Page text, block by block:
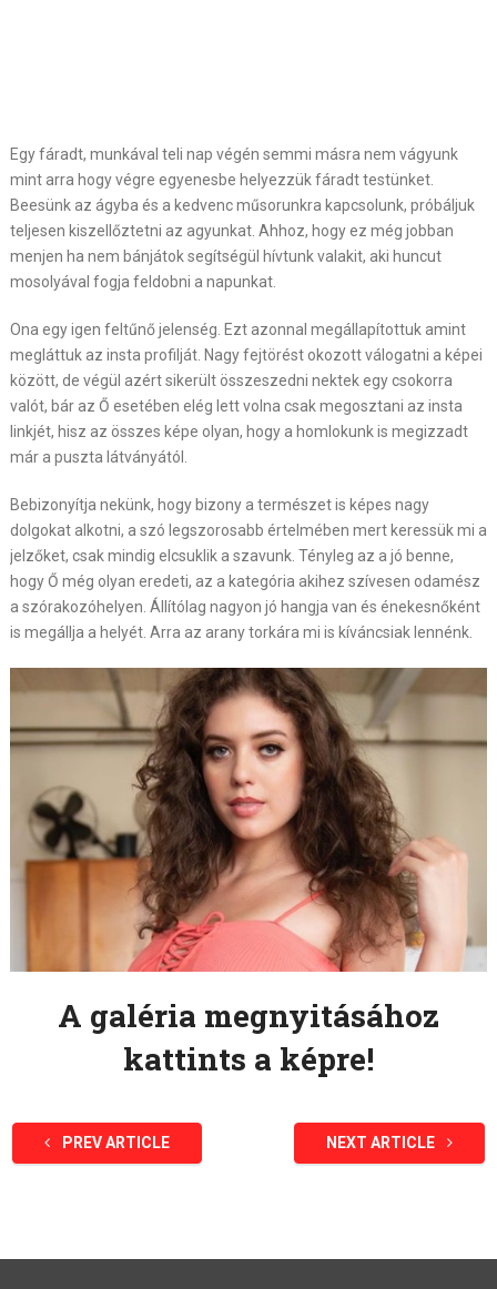
Egy fáradt, munkával teli nap végén semmi másra nem vágyunk
mint arra hogy végre egyenesbe helyezzük fáradt testünket.
Beesünk az ágyba és a kedvenc műsorunkra kapcsolunk, próbáljuk
teljesen kiszellőztetni az agyunkat. Ahhoz, hogy ez még jobban
menjen ha nem bánjátok segítségül hívtunk valakit, aki huncut
mosolyával fogja feldobni a napunkat.
Ona egy igen feltűnő jelenség. Ezt azonnal megállapítottuk amint
megláttuk az insta profilját. Nagy fejtörést okozott válogatni a képei
között, de végül azért sikerült összeszedni nektek egy csokorra
valót, bár az Ő esetében elég lett volna csak megosztani az insta
linkjét, hisz az összes képe olyan, hogy a homlokunk is megizzadt
már a puszta látványától.
Bebizonyítja nekünk, hogy bizony a természet is képes nagy
dolgokat alkotni, a szó legszorosabb értelmében mert keressük mi a
jelzőket, csak mindig elcsuklik a szavunk. Tényleg az a jó benne,
hogy Ő még olyan eredeti, az a kategória akihez szívesen odamész
a szórakozóhelyen. Állítólag nagyon jó hangja van és énekesnőként
is megállja a helyét. Arra az arany torkára mi is kíváncsiak lennénk.
A galéria megnyitásához
kattints a képre!
PREV ARTICLE NEXT ARTICLE